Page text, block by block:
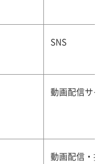
SNS
動画配信サイ
動画配信・投